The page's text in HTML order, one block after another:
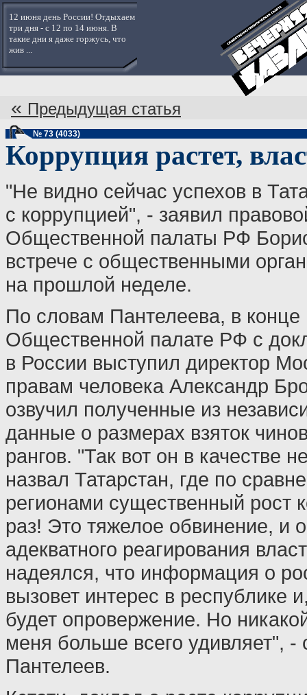
12 июня день России! Отдыхаем
три дня - с 12 по 14 июня. В
такие дни я даже горжусь, что
жив ...
« Предыдущая статья
№ 73 (4033)
Коррупция растет,
"Не видно сейчас успехов в
с коррупцией", - заявил
Общественной палаты РФ
встрече с общественными
на прошлой неделе.
По словам Пантелеева, в конце
Общественной палате РФ с
в России выступил директор
правам человека Александр
озвучил полученные из
данные о размерах взяток
рангов. "Так вот он в качестве
назвал Татарстан, где по
регионами существенный рост
раз! Это тяжелое обвинение, и
адекватного реагирования
надеялся, что информация о
вызовет интерес в республике
будет опровержение. Но
меня больше всего удивляет", -
Пантелеев.